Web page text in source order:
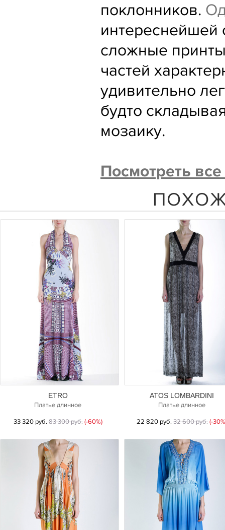
поклонников.
интереснейшей
сложные
частей
удивительно
будто
мозаику.
Посмотреть
ETRO
Платье длинное
33 320 руб.83 300 руб. (-60%)
ATOS LOMBARDINI
Платье длинное
22 820 руб.32 600 руб.(-